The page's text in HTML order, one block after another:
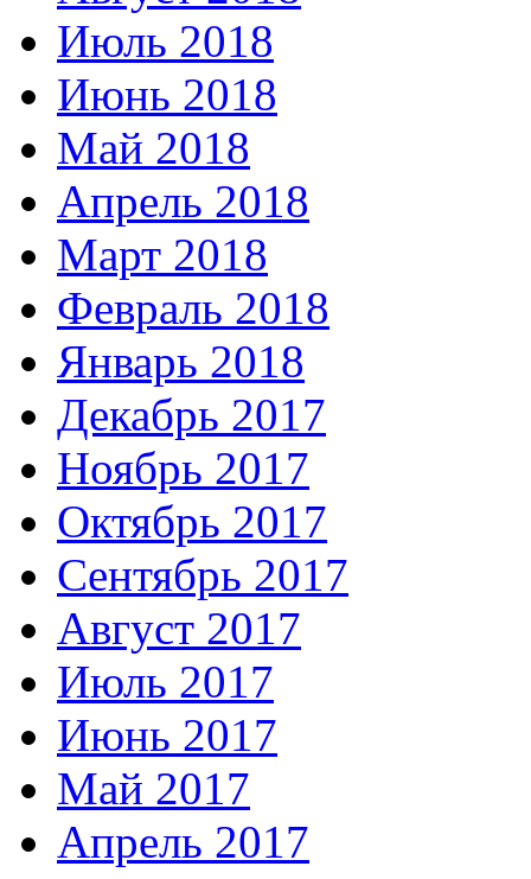
Июль 2018
Июнь 2018
Май 2018
Апрель 2018
Март 2018
Февраль 2018
Январь 2018
Декабрь 2017
Ноябрь 2017
Октябрь 2017
Сентябрь 2017
Август 2017
Июль 2017
Июнь 2017
Май 2017
Апрель 2017